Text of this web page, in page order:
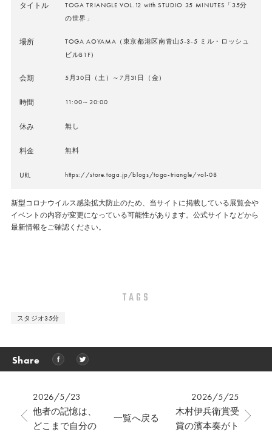
タイトル
TOGA TRIANGLE VOL.12 with STUDIO 35 MINUTES「35分
の世界」
場所
TOGA AOYAMA（東京都港区南青山5-3-5 ミル・ロッシュ
ビルB1F）
会期 5月30日（土）～7月31日（金）
時間 11:00～20:00
休み 無し
料金 無料
URL https://store.toga.jp/blogs/toga-triangle/vol-08
新型コロナウイルス感染拡大防止のため、当サイトに掲載している展覧会や
イベントの内容が変更になっている可能性があります。公式サイトなどから
最新情報をご確認ください。
TAGS
スタジオ35分
Share
2026/5/23
他者の記憶は、
どこまで自分の
2026/5/25
木村伊兵衛賞受
賞の濱本奏がト
一覧へ戻る